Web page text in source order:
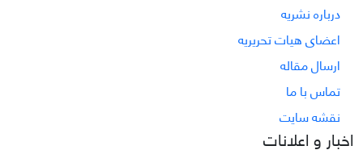
درباره نشریه
اعضای هیات تحریریه
ارسال مقاله
تماس با ما
نقشه سایت
اخبار و اعلانات